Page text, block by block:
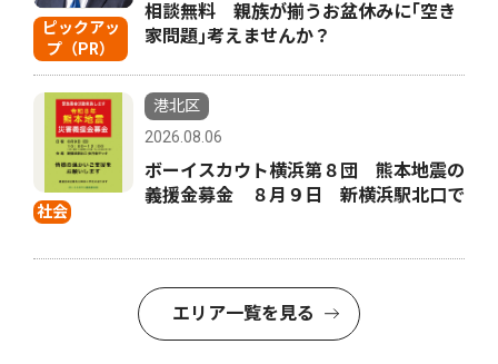
ピックアッ
プ（PR）
相談無料 親族が揃うお盆休みに｢空き
家問題｣考えませんか？
社会
港北区
2026.08.06
ボーイスカウト横浜第８団 熊本地震の
義援金募金 ８月９日 新横浜駅北口で
エリア一覧を見る